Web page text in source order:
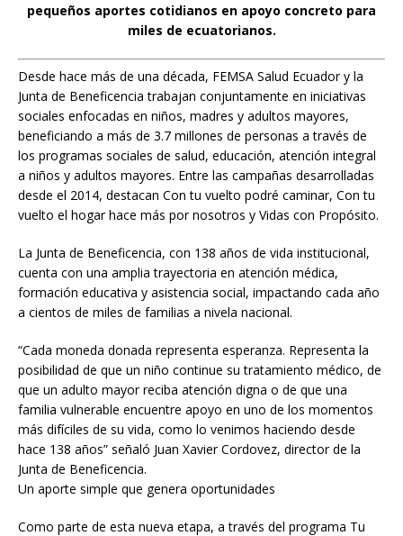
pequeños aportes cotidianos en apoyo concreto para
miles de ecuatorianos.
Desde hace más de una década, FEMSA Salud Ecuador y la
Junta de Beneficencia trabajan conjuntamente en iniciativas
sociales enfocadas en niños, madres y adultos mayores,
beneficiando a más de 3.7 millones de personas a través de
los programas sociales de salud, educación, atención integral
a niños y adultos mayores. Entre las campañas desarrolladas
desde el 2014, destacan Con tu vuelto podré caminar, Con tu
vuelto el hogar hace más por nosotros y Vidas con Propósito.
La Junta de Beneficencia, con 138 años de vida institucional,
cuenta con una amplia trayectoria en atención médica,
formación educativa y asistencia social, impactando cada año
a cientos de miles de familias a nivela nacional.
“Cada moneda donada representa esperanza. Representa la
posibilidad de que un niño continue su tratamiento médico, de
que un adulto mayor reciba atención digna o de que una
familia vulnerable encuentre apoyo en uno de los momentos
más difíciles de su vida, como lo venimos haciendo desde
hace 138 años” señaló Juan Xavier Cordovez, director de la
Junta de Beneficencia.
Un aporte simple que genera oportunidades
Como parte de esta nueva etapa, a través del programa Tu